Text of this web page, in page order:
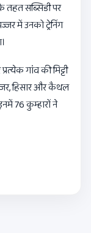
तहत सब्सिडी पर
में उनको ट्रेनिंग
गांव की मिट्टी
हिसार और कैथल
76 कुम्हारों ने